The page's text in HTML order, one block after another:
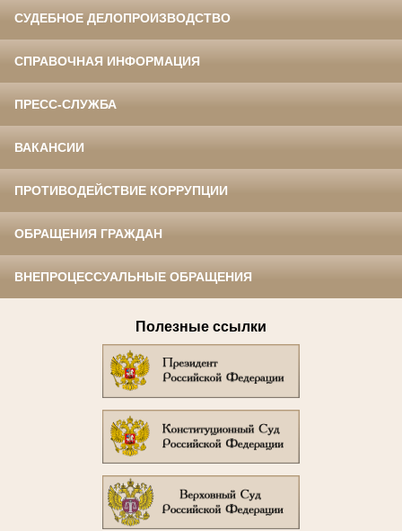
СУДЕБНОЕ ДЕЛОПРОИЗВОДСТВО
СПРАВОЧНАЯ ИНФОРМАЦИЯ
ПРЕСС-СЛУЖБА
ВАКАНСИИ
ПРОТИВОДЕЙСТВИЕ КОРРУПЦИИ
ОБРАЩЕНИЯ ГРАЖДАН
ВНЕПРОЦЕССУАЛЬНЫЕ ОБРАЩЕНИЯ
Полезные ссылки